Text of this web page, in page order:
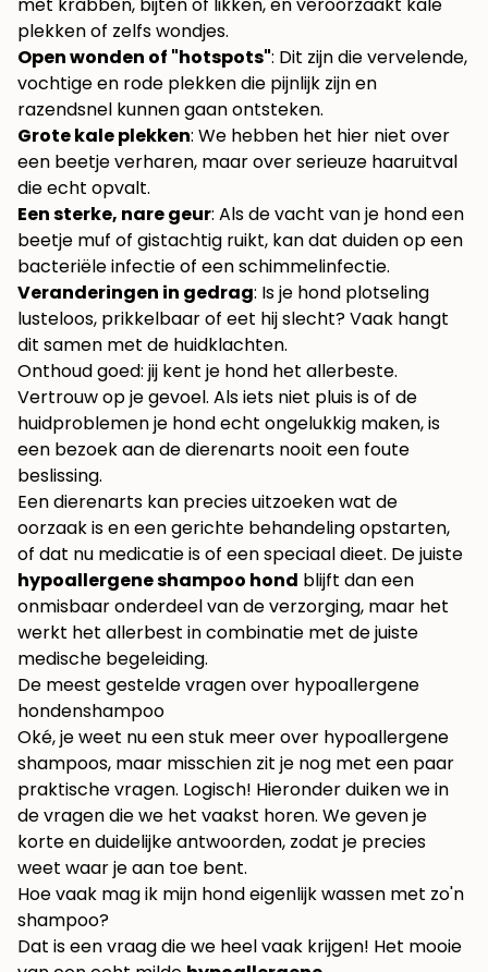
plekken of zelfs wondjes.
Open wonden of "hotspots": Dit zijn die vervelende,
vochtige en rode plekken die pijnlijk zijn en
razendsnel kunnen gaan ontsteken.
Grote kale plekken: We hebben het hier niet over
een beetje verharen, maar over serieuze haaruitval
die echt opvalt.
Een sterke, nare geur: Als de vacht van je hond een
beetje muf of gistachtig ruikt, kan dat duiden op een
bacteriële infectie of een schimmelinfectie.
Veranderingen in gedrag: Is je hond plotseling
lusteloos, prikkelbaar of eet hij slecht? Vaak hangt
dit samen met de huidklachten.
Onthoud goed: jij kent je hond het allerbeste.
Vertrouw op je gevoel. Als iets niet pluis is of de
huidproblemen je hond echt ongelukkig maken, is
een bezoek aan de dierenarts nooit een foute
beslissing.
Een dierenarts kan precies uitzoeken wat de
oorzaak is en een gerichte behandeling opstarten,
of dat nu medicatie is of een speciaal dieet. De juiste
hypoallergene shampoo hond blijft dan een
onmisbaar onderdeel van de verzorging, maar het
werkt het allerbest in combinatie met de juiste
medische begeleiding.
De meest gestelde vragen over hypoallergene
hondenshampoo
Oké, je weet nu een stuk meer over hypoallergene
shampoos, maar misschien zit je nog met een paar
praktische vragen. Logisch! Hieronder duiken we in
de vragen die we het vaakst horen. We geven je
korte en duidelijke antwoorden, zodat je precies
weet waar je aan toe bent.
Hoe vaak mag ik mijn hond eigenlijk wassen met zo'n
shampoo?
Dat is een vraag die we heel vaak krijgen! Het mooie